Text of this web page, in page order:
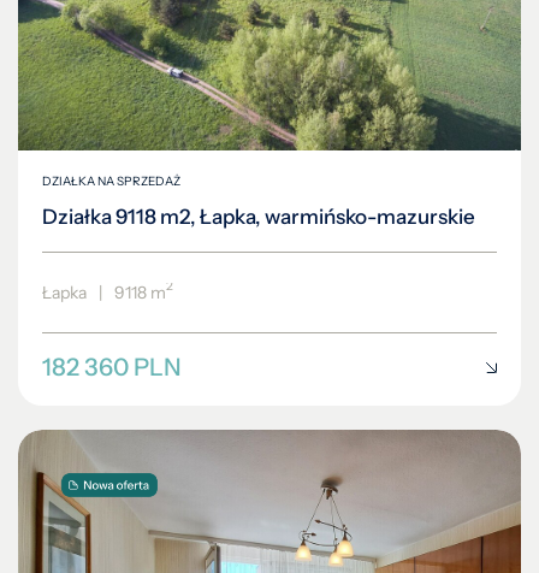
DZIAŁKA NA SPRZEDAŻ
Działka 9118 m2, Łapka, warmińsko-mazurskie
Łapka 9118 m2
182 360 PLN